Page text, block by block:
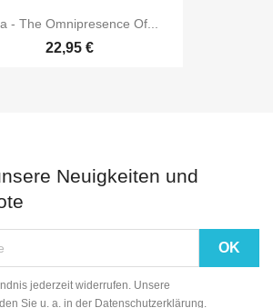
- The Omnipresence Of...
22,95 €
Neuigkeiten und
jederzeit widerrufen. Unsere
Sie u. a. in der Datenschutzerklärung.